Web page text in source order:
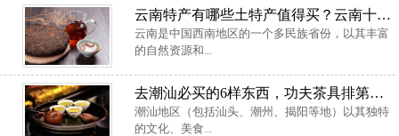
云南特产有哪些土特产值得买？云南十大著名特产
云南是中国西南地区的一个多民族省份，以其丰富
的自然资源和...
去潮汕必买的6样东西，功夫茶具排第一位
潮汕地区（包括汕头、潮州、揭阳等地）以其独特
的文化、美食...